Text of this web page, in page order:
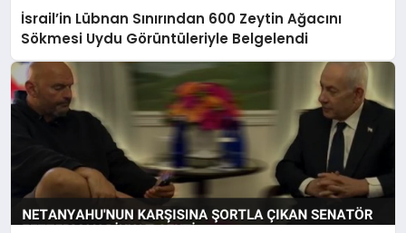
İsrail’in Lübnan Sınırından 600 Zeytin Ağacını
Sökmesi Uydu Görüntüleriyle Belgelendi